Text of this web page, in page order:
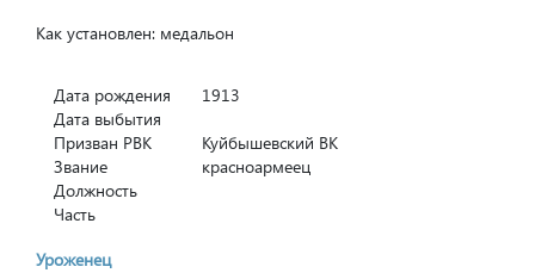
Как установлен: медальон
Дата рождения
1913
Дата выбытия
Призван РВК
Куйбышевский ВК
Звание
красноармеец
Должность
Часть
Уроженец